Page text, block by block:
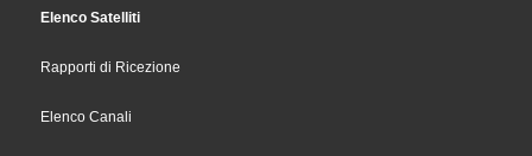
Elenco Satelliti
Rapporti di Ricezione
Elenco Canali